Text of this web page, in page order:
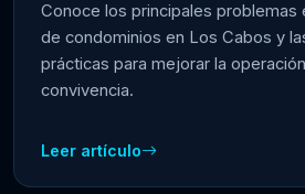
Conoce los principales problemas
de condominios en Los Cabos y
prácticas para mejorar la
convivencia.
Leer artículo